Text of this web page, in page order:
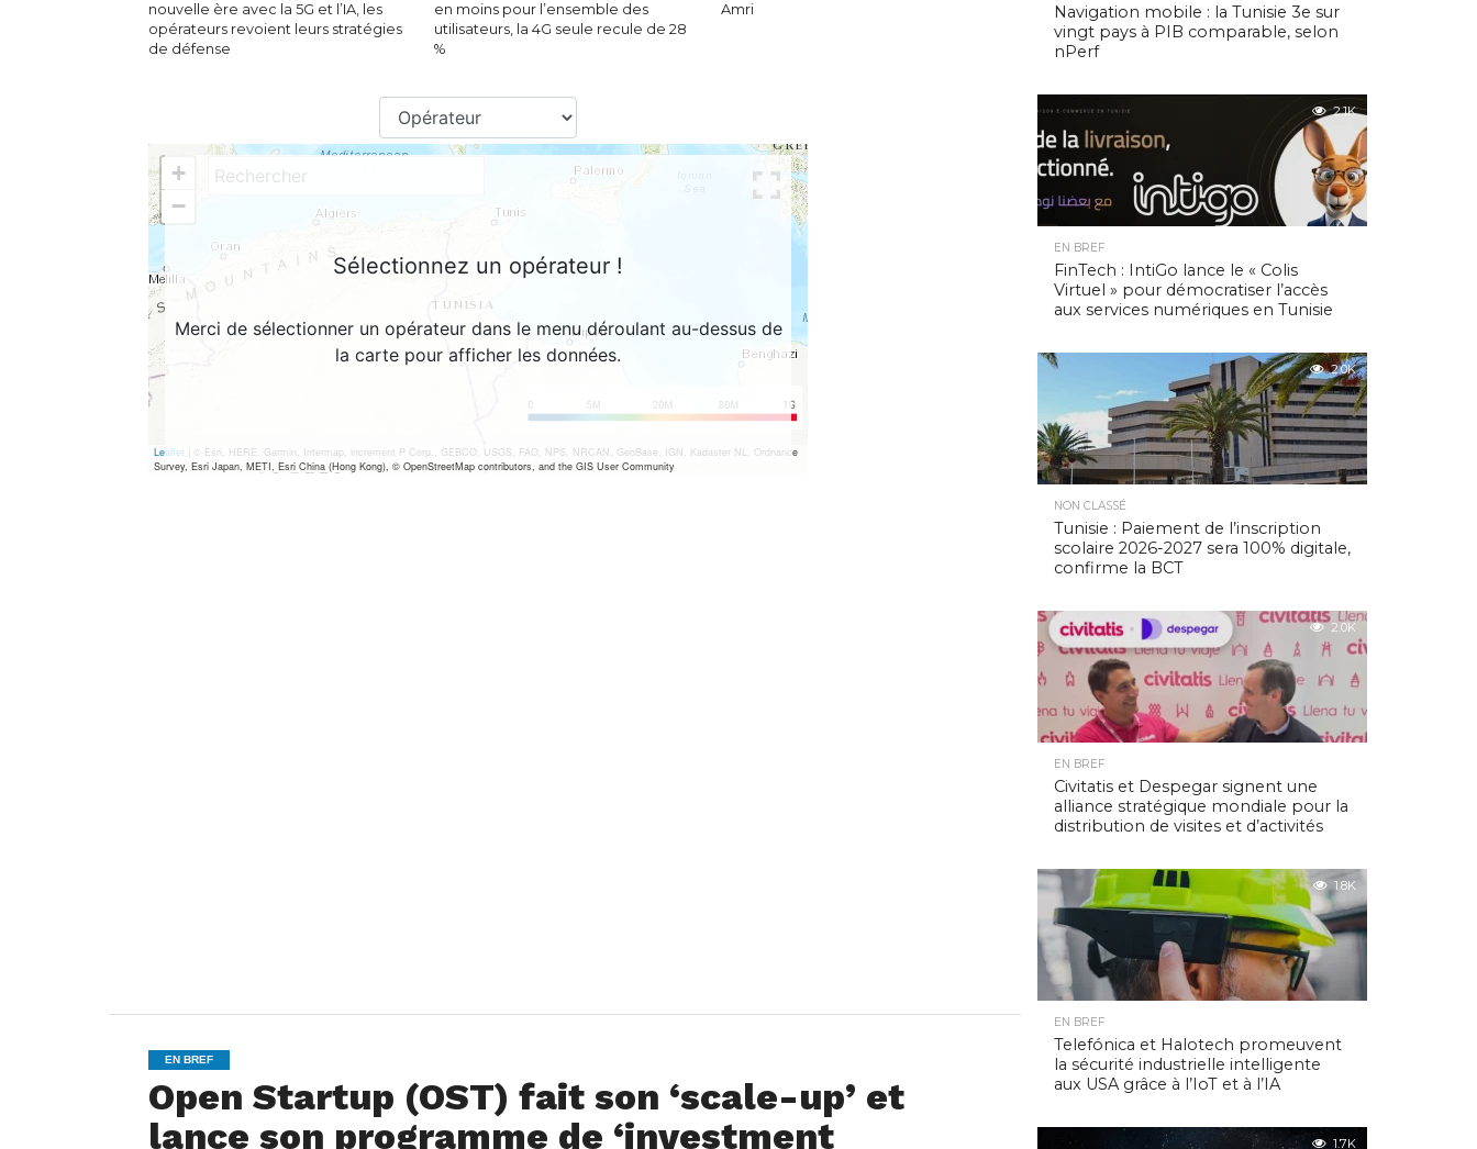
nouvelle ère avec la 5G et l’IA, les
opérateurs revoient leurs stratégies
de défense
en moins pour l’ensemble des
utilisateurs, la 4G seule recule de 28
%
Amri
EN BREF
Open Startup (OST) fait son ‘scale-up’ et
lance son programme de ‘investment
Navigation mobile : la Tunisie 3e sur
vingt pays à PIB comparable, selon
nPerf
2.1K
EN BREF
FinTech : IntiGo lance le « Colis
Virtuel » pour démocratiser l’accès
aux services numériques en Tunisie
2.0K
NON CLASSÉ
Tunisie : Paiement de l’inscription
scolaire 2026-2027 sera 100% digitale,
confirme la BCT
2.0K
EN BREF
Civitatis et Despegar signent une
alliance stratégique mondiale pour la
distribution de visites et d’activités
1.8K
EN BREF
Telefónica et Halotech promeuvent
la sécurité industrielle intelligente
aux USA grâce à l’IoT et à l’IA
1.7K